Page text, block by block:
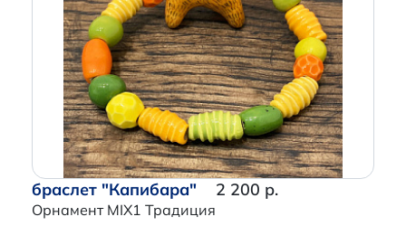
браслет "Капибара"
Орнамент MIX1 Традиция
2 200 р.